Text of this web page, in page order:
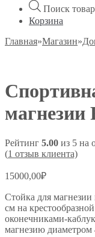
Поиск
Корзина
Главная»Магазин»
магнезии
Рейтинг 5.00 из 5 на
(1 отзыв клиента)
15000,00₽
Стойка для магнезии
см на
оконечниками-
магнезию диаметром